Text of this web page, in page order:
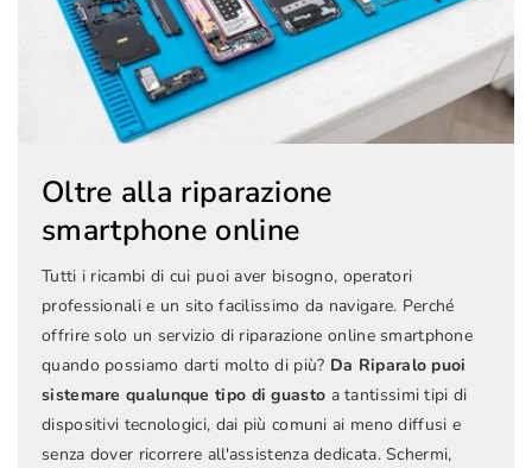
Oltre alla riparazione
smartphone online
Tutti i ricambi di cui puoi aver bisogno, operatori
professionali e un sito facilissimo da navigare. Perché
offrire solo un servizio di riparazione online smartphone
quando possiamo darti molto di più? Da Riparalo puoi
sistemare qualunque tipo di guasto a tantissimi tipi di
dispositivi tecnologici, dai più comuni ai meno diffusi e
senza dover ricorrere all'assistenza dedicata. Schermi,